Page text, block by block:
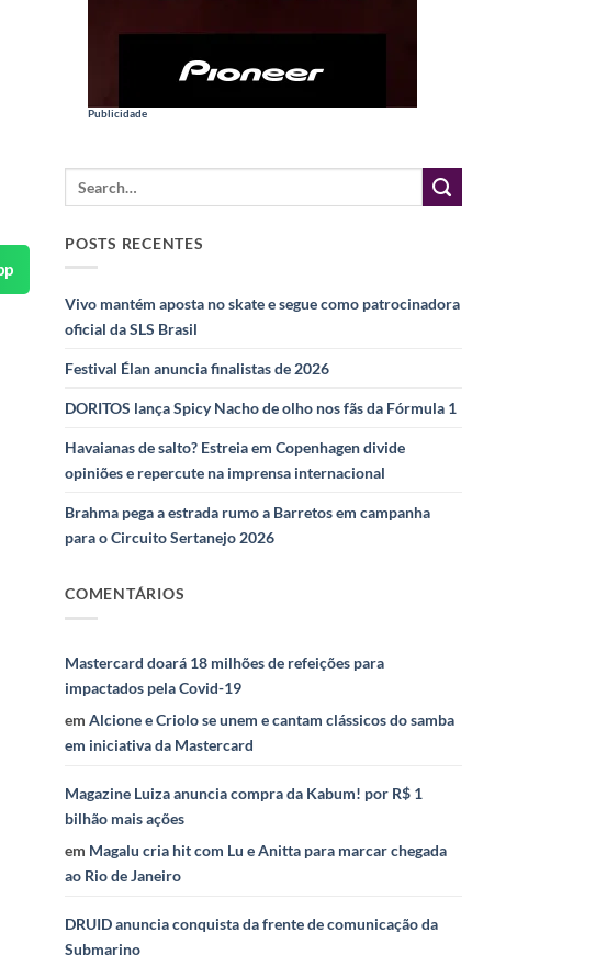
Publicidade
POSTS RECENTES
Vivo mantém aposta no skate e segue como patrocinadora
oficial da SLS Brasil
Festival Élan anuncia finalistas de 2026
DORITOS lança Spicy Nacho de olho nos fãs da Fórmula 1
Havaianas de salto? Estreia em Copenhagen divide
opiniões e repercute na imprensa internacional
Brahma pega a estrada rumo a Barretos em campanha
para o Circuito Sertanejo 2026
COMENTÁRIOS
Mastercard doará 18 milhões de refeições para
impactados pela Covid-19
emAlcione e Criolo se unem e cantam clássicos do samba
em iniciativa da Mastercard
Magazine Luiza anuncia compra da Kabum! por R$ 1
bilhão mais ações
em Magalu cria hit com Lu e Anitta para marcar chegada
ao Rio de Janeiro
DRUID anuncia conquista da frente de comunicação da
Submarino